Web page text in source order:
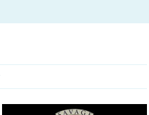
on
Savage